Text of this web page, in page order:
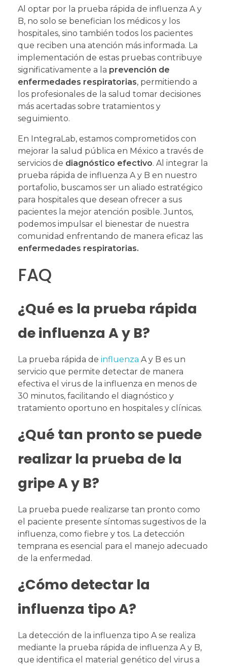
Al optar por la prueba rápida de influenza A y
B, no solo se benefician los médicos y los
hospitales, sino también todos los pacientes
que reciben una atención más informada. La
implementación de estas pruebas contribuye
significativamente a la prevención de
enfermedades respiratorias, permitiendo a
los profesionales de la salud tomar decisiones
más acertadas sobre tratamientos y
seguimiento.
En IntegraLab, estamos comprometidos con
mejorar la salud pública en México a través de
servicios de diagnóstico efectivo. Al integrar la
prueba rápida de influenza A y B en nuestro
portafolio, buscamos ser un aliado estratégico
para hospitales que desean ofrecer a sus
pacientes la mejor atención posible. Juntos,
podemos impulsar el bienestar de nuestra
comunidad enfrentando de manera eficaz las
enfermedades respiratorias.
FAQ
¿Qué es la prueba rápida
de influenza A y B?
La prueba rápida de influenza A y B es un
servicio que permite detectar de manera
efectiva el virus de la influenza en menos de
30 minutos, facilitando el diagnóstico y
tratamiento oportuno en hospitales y clínicas.
¿Qué tan pronto se puede
realizar la prueba de la
gripe A y B?
La prueba puede realizarse tan pronto como
el paciente presente síntomas sugestivos de la
influenza, como fiebre y tos. La detección
temprana es esencial para el manejo adecuado
de la enfermedad.
¿Cómo detectar la
influenza tipo A?
La detección de la influenza tipo A se realiza
mediante la prueba rápida de influenza A y B,
que identifica el material genético del virus a